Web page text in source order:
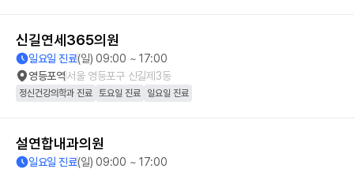
신길연세365의원
일요일 진료(일) 09:00 ~ 17:00
영등포역서울 영등포구 신길제3동
정신건강의학과 진료 토요일 진료 일요일 진료
설연합내과의원
일요일 진료(일) 09:00 ~ 17:00